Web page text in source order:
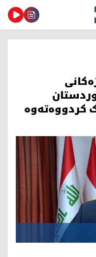
کردووەتەوە